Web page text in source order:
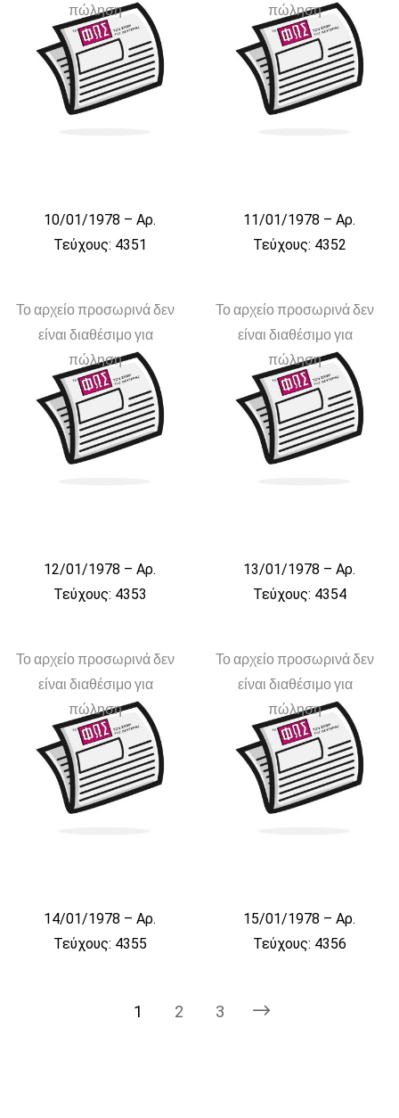
πώληση
10/01/1978 – Αρ.
Τεύχους: 4351
πώληση
11/01/1978 – Αρ.
Τεύχους: 4352
Το αρχείο προσωρινά δεν
είναι διαθέσιμο για
πώληση
12/01/1978 – Αρ.
Τεύχους: 4353
Το αρχείο προσωρινά δεν
είναι διαθέσιμο για
πώληση
13/01/1978 – Αρ.
Τεύχους: 4354
Το αρχείο προσωρινά δεν
είναι διαθέσιμο για
πώληση
14/01/1978 – Αρ.
Τεύχους: 4355
Το αρχείο προσωρινά δεν
είναι διαθέσιμο για
πώληση
15/01/1978 – Αρ.
Τεύχους: 4356
1 2 3